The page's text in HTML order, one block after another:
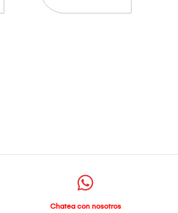
Chatea con nosotros